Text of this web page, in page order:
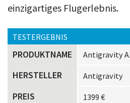
einzigartiges Flugerlebnis.
TESTERGEBNIS
PRODUKTNAME Antigravity
HERSTELLER Antigravity
PREIS 1399 €